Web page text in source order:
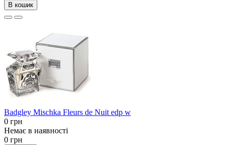
В кошик
Badgley Mischka Fleurs de Nuit edp w
0 грн
Немає в наявності
0 грн